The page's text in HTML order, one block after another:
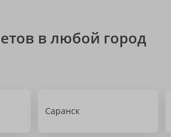
в любой город
Саранск